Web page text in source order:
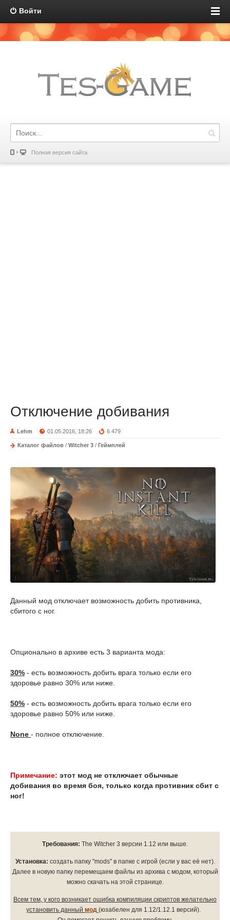
Войти
Полная версия сайта
Отключение добивания
Lehm 01.05.2016, 18:26 6 479
Каталог файлов / Witcher 3 / Геймплей
Данный мод отключает возможность добить противника,
сбитого с ног.
Опционально в архиве есть 3 варианта мода:
30% - есть возможность добить врага только если его
здоровье равно 30% или ниже.
50% - есть возможность добить врага только если его
здоровье равно 50% или ниже.
None - полное отключение.
Примечание: этот мод не отключает обычные
добивания во время боя, только когда противник сбит с
ног!
Требования: The Witcher 3 версии 1.12 или выше.
Установка: создать папку "mods" в папке с игрой (если у вас её нет).
Далее в новую папку перемещаем файлы из архива с модом, который
можно скачать на этой странице.
Всем тем, у кого возникает ошибка компиляции скриптов желательно
установить данный мод (юзабелен для 1.12/1.12.1 версий).